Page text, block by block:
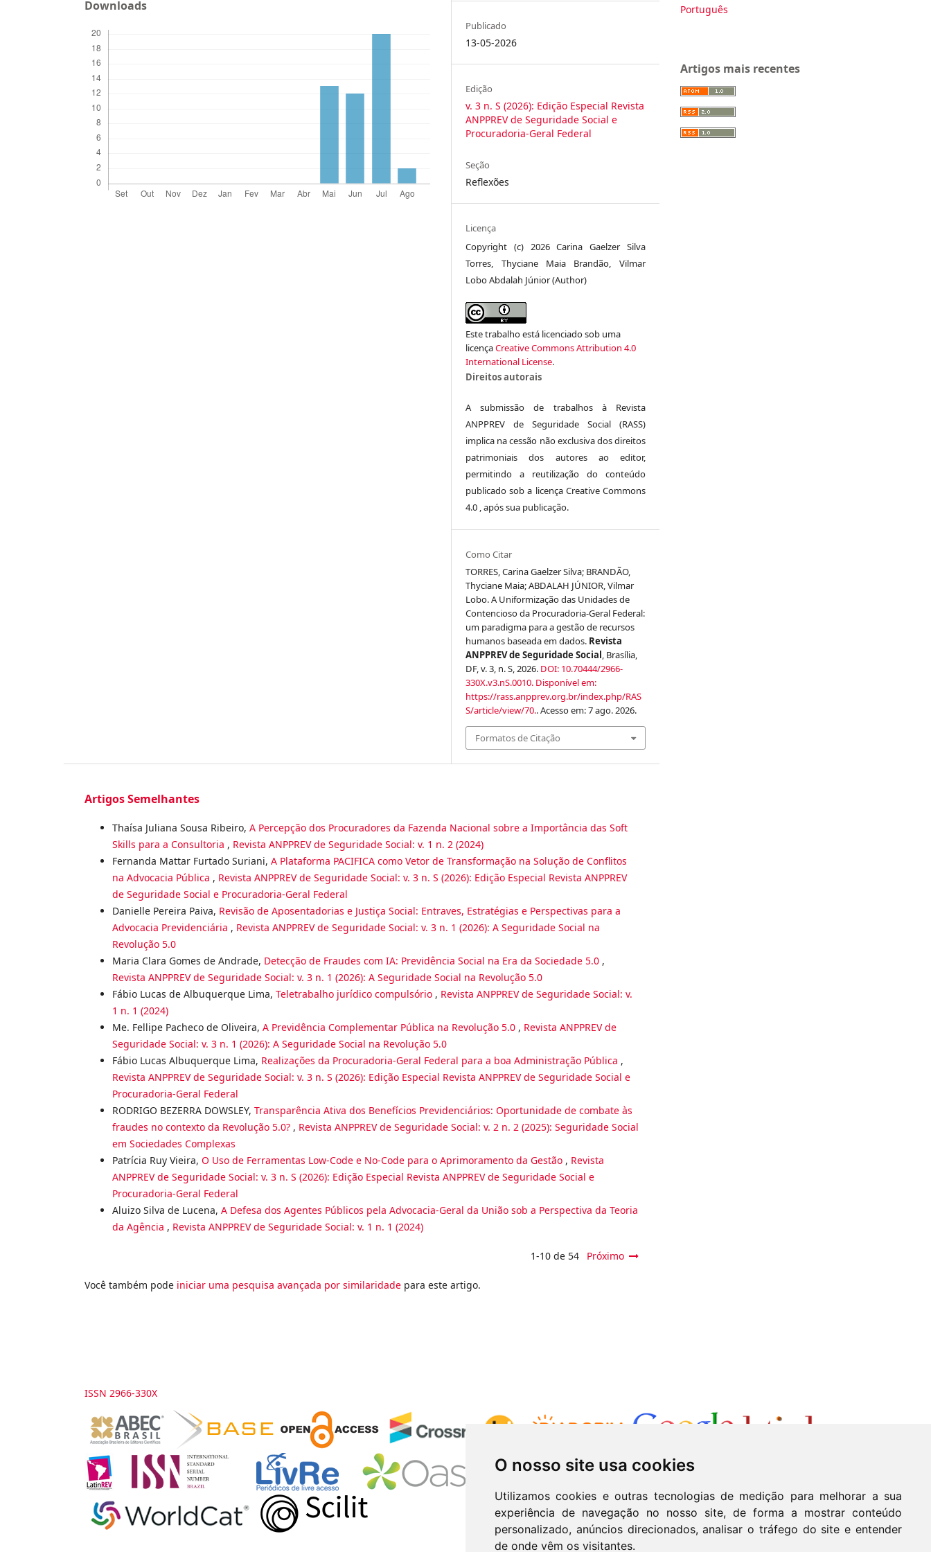
O nosso site usa cookies
Utilizamos cookies e outras tecnologias de medição para melhorar a sua
experiência de navegação no nosso site, de forma a mostrar conteúdo
personalizado, anúncios direcionados, analisar o tráfego do site e entender
de onde vêm os visitantes.
Downloads
Publicado
13-05-2026
Edição
v. 3 n. S (2026): Edição Especial Revista
ANPPREV de Seguridade Social e
Procuradoria-Geral Federal
Seção
Reflexões
Licença
Copyright (c) 2026 Carina Gaelzer Silva
Torres, Thyciane Maia Brandão, Vilmar
Lobo Abdalah Júnior (Author)
Este trabalho está licenciado sob uma
licençaCreative Commons Attribution 4.0
International License.
Direitos autorais
A submissão de trabalhos à Revista
ANPPREV de Seguridade Social (RASS)
implica na cessão não exclusiva dos direitos
patrimoniais dos autores ao editor,
permitindo a reutilização do conteúdo
publicado sob a licença Creative Commons
4.0 , após sua publicação.
Como Citar
TORRES, Carina Gaelzer Silva; BRANDÃO,
Thyciane Maia; ABDALAH JÚNIOR, Vilmar
Lobo. A Uniformização das Unidades de
Contencioso da Procuradoria-Geral Federal:
um paradigma para a gestão de recursos
humanos baseada em dados. Revista
ANPPREV de Seguridade Social, Brasília,
DF, v. 3, n. S, 2026. DOI: 10.70444/2966-
330X.v3.nS.0010. Disponível em:
https://rass.anpprev.org.br/index.php/RAS
S/article/view/70.. Acesso em: 7 ago. 2026.
Formatos de Citação
Artigos Semelhantes
Thaísa Juliana Sousa Ribeiro, A Percepção dos Procuradores da Fazenda Nacional sobre a Importância das Soft
Skills para a Consultoria , Revista ANPPREV de Seguridade Social: v. 1 n. 2 (2024)
Fernanda Mattar Furtado Suriani, A Plataforma PACIFICA como Vetor de Transformação na Solução de Conflitos
na Advocacia Pública , Revista ANPPREV de Seguridade Social: v. 3 n. S (2026): Edição Especial Revista ANPPREV
de Seguridade Social e Procuradoria-Geral Federal
Danielle Pereira Paiva, Revisão de Aposentadorias e Justiça Social: Entraves, Estratégias e Perspectivas para a
Advocacia Previdenciária , Revista ANPPREV de Seguridade Social: v. 3 n. 1 (2026): A Seguridade Social na
Revolução 5.0
Maria Clara Gomes de Andrade, Detecção de Fraudes com IA: Previdência Social na Era da Sociedade 5.0 ,
Revista ANPPREV de Seguridade Social: v. 3 n. 1 (2026): A Seguridade Social na Revolução 5.0
Fábio Lucas de Albuquerque Lima, Teletrabalho jurídico compulsório , Revista ANPPREV de Seguridade Social: v.
1 n. 1 (2024)
Me. Fellipe Pacheco de Oliveira, A Previdência Complementar Pública na Revolução 5.0 , Revista ANPPREV de
Seguridade Social: v. 3 n. 1 (2026): A Seguridade Social na Revolução 5.0
Fábio Lucas Albuquerque Lima, Realizações da Procuradoria-Geral Federal para a boa Administração Pública ,
Revista ANPPREV de Seguridade Social: v. 3 n. S (2026): Edição Especial Revista ANPPREV de Seguridade Social e
Procuradoria-Geral Federal
RODRIGO BEZERRA DOWSLEY, Transparência Ativa dos Benefícios Previdenciários: Oportunidade de combate às
fraudes no contexto da Revolução 5.0? , Revista ANPPREV de Seguridade Social: v. 2 n. 2 (2025): Seguridade Social
em Sociedades Complexas
Patrícia Ruy Vieira, O Uso de Ferramentas Low-Code e No-Code para o Aprimoramento da Gestão , Revista
ANPPREV de Seguridade Social: v. 3 n. S (2026): Edição Especial Revista ANPPREV de Seguridade Social e
Procuradoria-Geral Federal
Aluizo Silva de Lucena, A Defesa dos Agentes Públicos pela Advocacia-Geral da União sob a Perspectiva da Teoria
da Agência , Revista ANPPREV de Seguridade Social: v. 1 n. 1 (2024)
1-10 de 54 Próximo
Você também pode iniciar uma pesquisa avançada por similaridade para este artigo.
Português
Artigos mais recentes
ISSN 2966-330X